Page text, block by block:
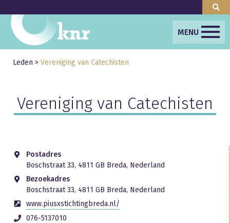
MENU
Leden > Vereniging van Catechisten
Vereniging van Catechisten
Postadres
Boschstraat 33, 4811 GB Breda, Nederland
Bezoekadres
Boschstraat 33, 4811 GB Breda, Nederland
www.piusxstichtingbreda.nl/
076-5137010